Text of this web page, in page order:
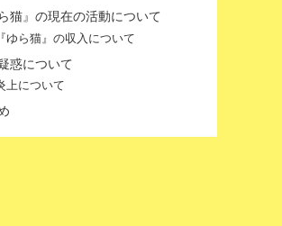
ら猫』の現在の活動について
『ゆら猫』の収入について
惑について
上について